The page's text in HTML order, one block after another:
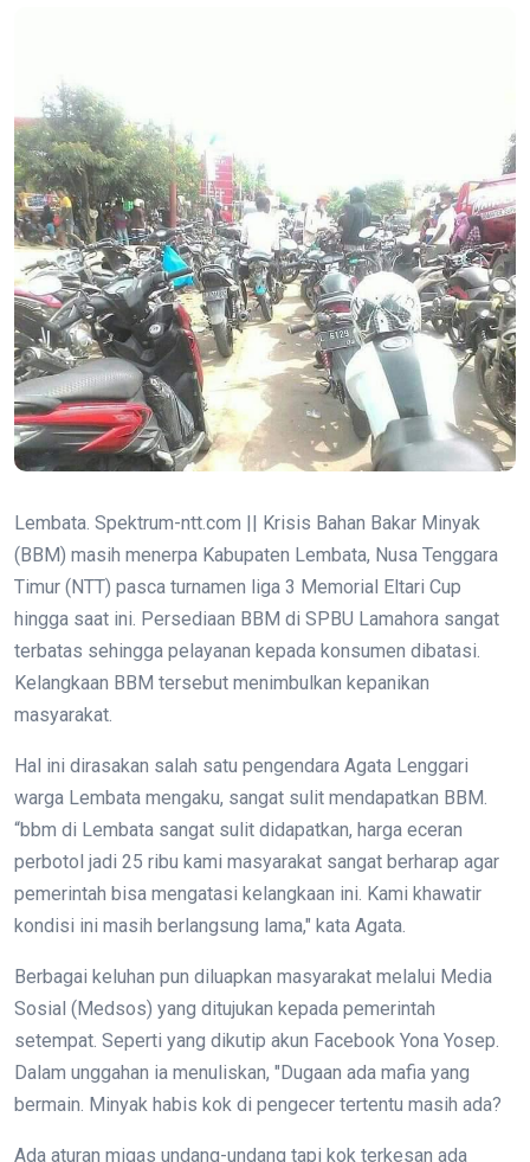
Lembata. Spektrum-ntt.com ||
Krisis Bahan Bakar Minyak
(BBM) masih menerpa Kabupaten Lembata, Nusa Tenggara
Timur (NTT) pasca turnamen liga 3 Memorial Eltari Cup
hingga saat ini. Persediaan BBM di SPBU Lamahora sangat
terbatas sehingga pelayanan kepada konsumen dibatasi.
Kelangkaan BBM tersebut menimbulkan kepanikan
masyarakat.
Hal ini dirasakan salah satu pengendara Agata Lenggari
warga Lembata mengaku, sangat sulit mendapatkan BBM.
“bbm di Lembata sangat sulit didapatkan, harga eceran
perbotol jadi 25 ribu kami masyarakat sangat berharap agar
pemerintah bisa mengatasi kelangkaan ini. Kami khawatir
kondisi ini masih berlangsung lama," kata Agata.
Berbagai keluhan pun diluapkan masyarakat melalui Media
Sosial (Medsos) yang ditujukan kepada pemerintah
setempat. Seperti yang dikutip akun Facebook Yona Yosep.
Dalam unggahan ia menuliskan, "Dugaan ada mafia yang
bermain. Minyak habis kok di pengecer tertentu masih ada?
Ada aturan migas undang-undang tapi kok terkesan ada